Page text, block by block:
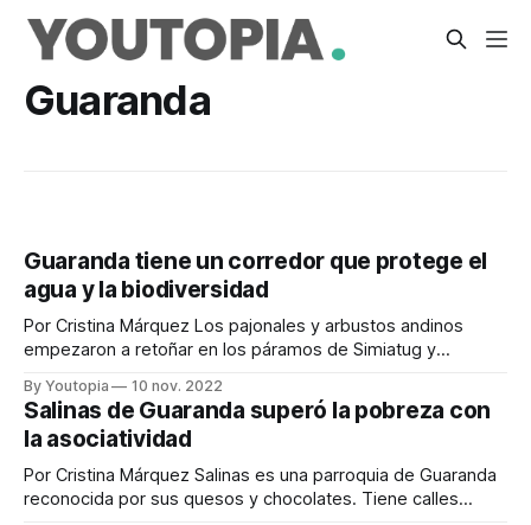
Guaranda
Guaranda tiene un corredor que protege el
agua y la biodiversidad
Por Cristina Márquez Los pajonales y arbustos andinos
empezaron a retoñar en los páramos de Simiatug y
provincia se creó un corredor biológico para la preservación
del ecosistema y del agua. Más de 4.551 hectáreas en las
parroquias de San
By Youtopia 10 nov. 2022
Salinas de Guaranda superó la pobreza con
la asociatividad
Por Cristina Márquez Salinas es una parroquia de Guaranda
reconocida por sus quesos y chocolates. Tiene calles